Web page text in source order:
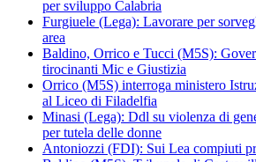
per sviluppo Calabria
Furgiuele (Lega): Lavorare per
area
Baldino, Orrico e Tucci (M5S):
tirocinanti Mic e Giustizia
Orrico (M5S) interroga ministero
al Liceo di Filadelfia
Minasi (Lega): Ddl su violenza di
per tutela delle donne
Antoniozzi (FDI): Sui Lea compiuti